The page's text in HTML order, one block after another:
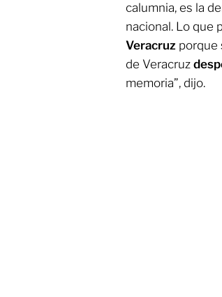
calumnia, es la
nacional. Lo que
Veracruz porque
de Veracruz
memoria”, dijo.